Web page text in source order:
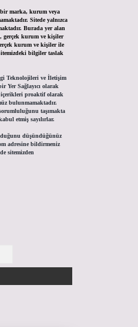
marka, kurum veya
Sitede yalnızca
Burada yer alan
gerçek kurum ve kişiler
kurum ve kişiler ile
bilgiler taslak
Teknolojileri ve İletişim
Yer Sağlayıcı olarak
içerikleri proaktif olarak
bulunmamaktadır.
taşımakta
etmiş sayılırlar.
düşündüğünüz
adresine bildirmeniz
sitemizden